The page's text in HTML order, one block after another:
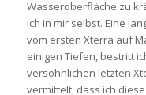
Wasseroberfläche zu
ich in mir selbst. Eine
vom ersten Xterra auf
einigen Tiefen, bestritt
versöhnlichen letzten
vermittelt, dass ich